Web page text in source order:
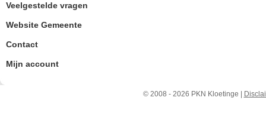
Veelgestelde vragen
Website Gemeente
Contact
Mijn account
© 2008 - 2026 PKN Kloetinge |